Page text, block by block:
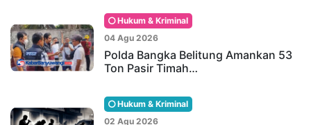
Hukum & Kriminal
04 Agu 2026
Polda Bangka Belitung Amankan 53
Ton Pasir Timah…
Hukum & Kriminal
02 Agu 2026